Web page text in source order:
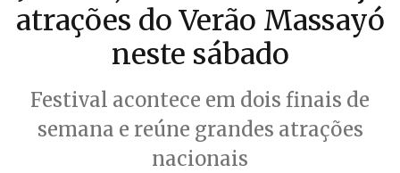
atrações do Verão Massayó
neste sábado
Festival acontece em dois finais de
semana e reúne grandes atrações
nacionais